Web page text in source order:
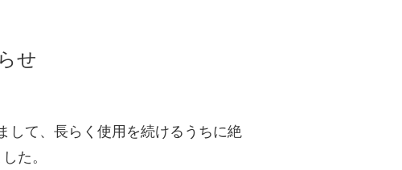
せ
て、長らく使用を続けるうちに絶
た。